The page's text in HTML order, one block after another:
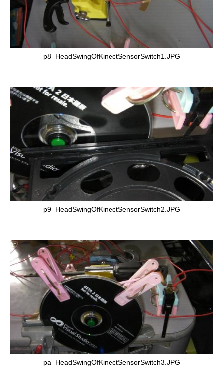
p8_HeadSwingOfKinectSensorSwitch1.JPG
p9_HeadSwingOfKinectSensorSwitch2.JPG
pa_HeadSwingOfKinectSensorSwitch3.JPG